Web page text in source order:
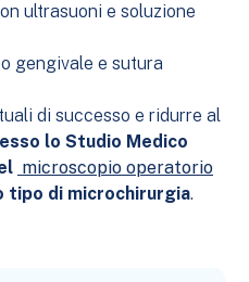
ultrasuoni e soluzione
gengivale e sutura
di successo e ridurre al
lo Studio Medico
microscopio operatorio
tipo di microchirurgia.